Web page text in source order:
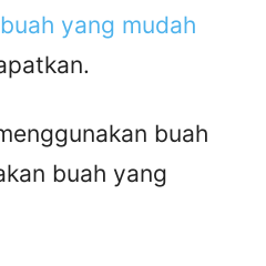
yang mudah
buah
buah yang